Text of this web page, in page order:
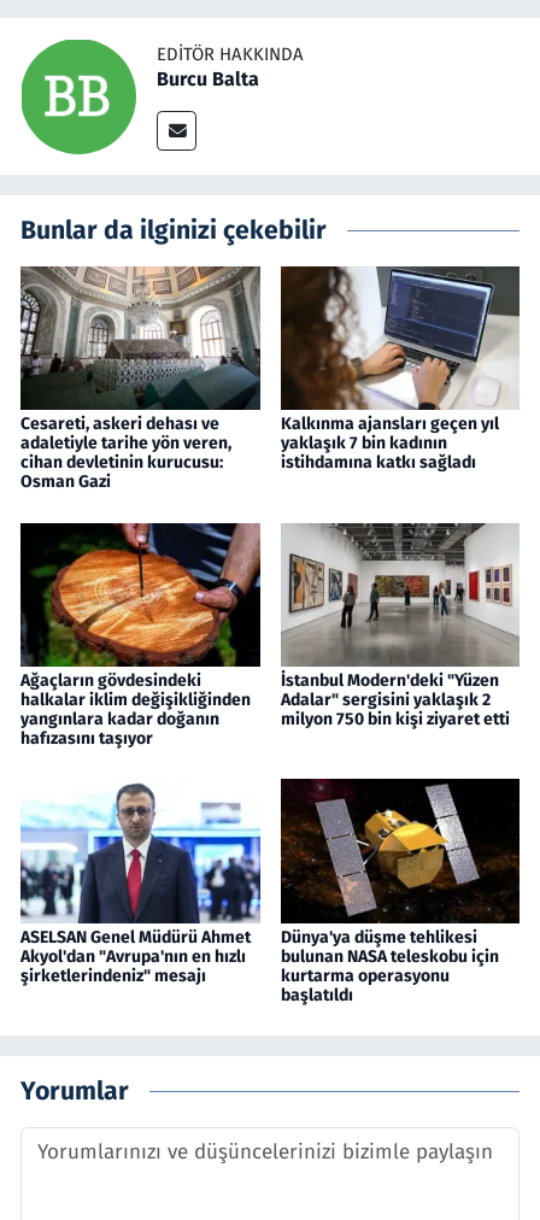
EDITÖR HAKKINDA
Burcu Balta
Bunlar da ilginizi çekebilir
Cesareti, askeri dehası ve
adaletiyle tarihe yön veren,
cihan devletinin kurucusu:
Osman Gazi
Kalkınma ajansları geçen yıl
yaklaşık 7 bin kadının
istihdamına katkı sağladı
Ağaçların gövdesindeki
halkalar iklim değişikliğinden
yangınlara kadar doğanın
hafızasını taşıyor
İstanbul Modern'deki "Yüzen
Adalar" sergisini yaklaşık 2
milyon 750 bin kişi ziyaret etti
ASELSAN Genel Müdürü Ahmet
Akyol'dan "Avrupa'nın en hızlı
şirketlerindeniz" mesajı
Dünya'ya düşme tehlikesi
bulunan NASA teleskobu için
kurtarma operasyonu
başlatıldı
Yorumlar